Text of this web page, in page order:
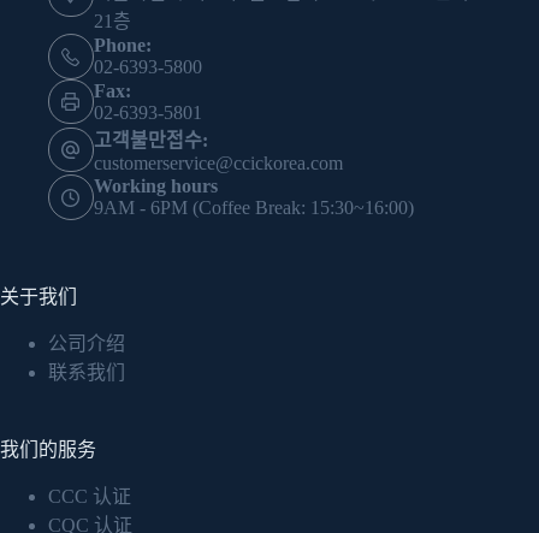
21층
Phone:
02-6393-5800
Fax:
02-6393-5801
고객불만접수:
customerservice@ccickorea.com
Working hours
9AM - 6PM (Coffee Break: 15:30~16:00)
关于我们
公司介绍
联系我们
我们的服务
CCC 认证
CQC 认证